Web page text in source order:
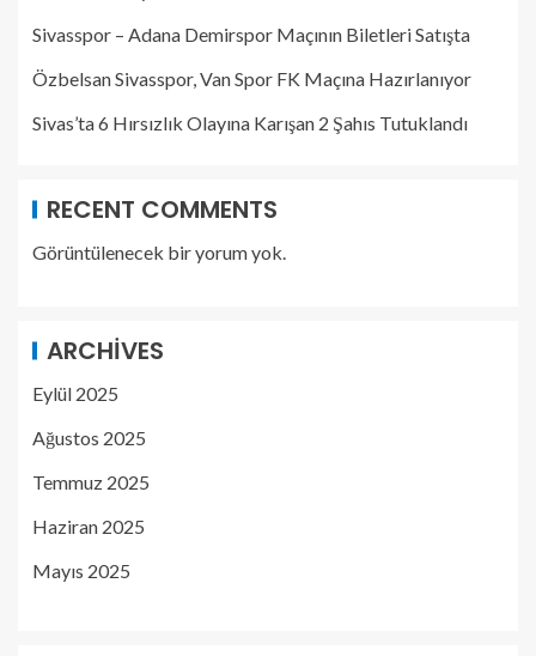
Sivasspor – Adana Demirspor Maçının Biletleri Satışta
Özbelsan Sivasspor, Van Spor FK Maçına Hazırlanıyor
Sivas’ta 6 Hırsızlık Olayına Karışan 2 Şahıs Tutuklandı
RECENT COMMENTS
Görüntülenecek bir yorum yok.
ARCHIVES
Eylül 2025
Ağustos 2025
Temmuz 2025
Haziran 2025
Mayıs 2025